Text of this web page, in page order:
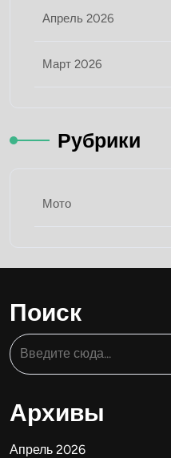
Апрель 2026
Март 2026
Рубрики
Мото
Поиск
Архивы
Апрель 2026